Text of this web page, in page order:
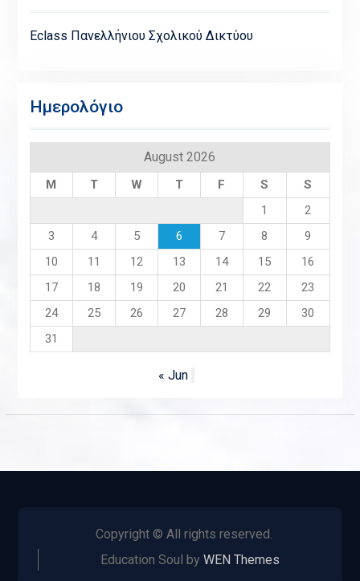
Eclass Πανελλήνιου Σχολικού Δικτύου
Ημερολόγιο
August 2026
M T W T F S
S
1
2
3
4 5 6 7 8
9
10
11 12 13 14 15
16
17
18 19 20 21 22
23
24
25 26 27 28 29
30
31
« Jun
Copyright © All rights reserved.
Education Soul byWEN Themes